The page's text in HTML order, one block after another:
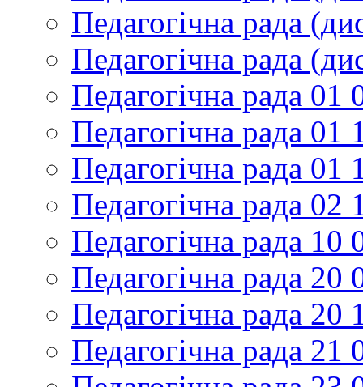
Педагогічна рада
Педагогічна рада
Педагогічна рада 01
Педагогічна рада 01
Педагогічна рада 01
Педагогічна рада 02
Педагогічна рада 10
Педагогічна рада 20
Педагогічна рада 20
Педагогічна рада 21